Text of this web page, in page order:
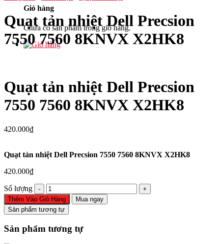
Giỏ hàng
Chưa có sản phẩm trong giỏ hàng.
Quạt tản nhiệt Dell Precsion
7550 7560 8KNVX X2HK8
Quạt tản nhiệt Dell Precsion
7550 7560 8KNVX X2HK8
420.000₫
Quạt tản nhiệt Dell Precsion 7550 7560 8KNVX X2HK8
420.000₫
Số lượng
Quạt
tản
nhiệt
Dell
7550
Thêm Vào Giỏ Hàng
Mua ngay
Sản phẩm tương tự
Sản phẩm tương tự